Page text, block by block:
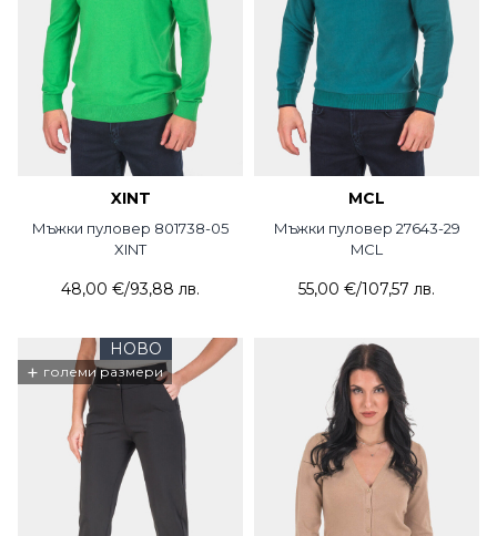
XINT
Мъжки пуловер 801738-05
XINT
48,00 €/93,88 лв.
MCL
Мъжки пуловер 27643-29
MCL
55,00 €/107,57 лв.
НОВО
+ големи размери